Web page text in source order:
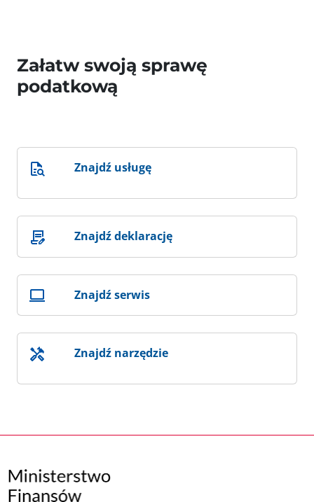
Załatw swoją sprawę
podatkową
Znajdź usługę
Znajdź deklarację
Znajdź serwis
Znajdź narzędzie